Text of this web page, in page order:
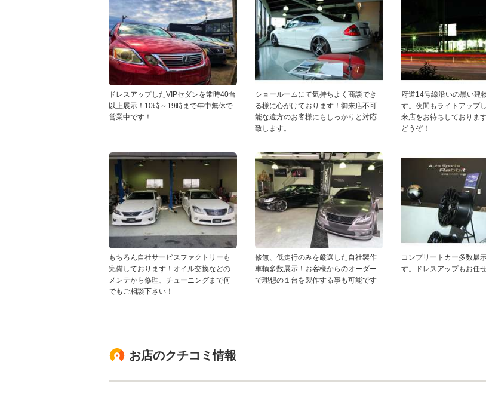
ドレスアップしたVIPセダンを常時40台
以上展示！10時～19時まで年中無休で
営業中です！
ショールームにて気持ちよく商談でき
る様に心がけております！御来店不可
能な遠方のお客様にもしっかりと対応
致します。
府道14号線沿いの黒い建
す。夜間もライトアップ
来店をお待ちしておりま
どうぞ！
もちろん自社サービスファクトリーも
完備しております！オイル交換などの
メンテから修理、チューニングまで何
でもご相談下さい！
修無、低走行のみを厳選した自社製作
車輌多数展示！お客様からのオーダー
で理想の１台を製作する事も可能です
コンプリートカー多数展
す。ドレスアップもお任
お店のクチコミ情報